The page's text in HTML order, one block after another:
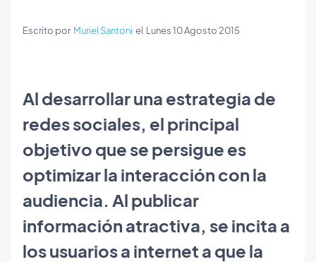
Escrito por Muriel Santoni el Lunes 10 Agosto 2015
Al desarrollar una estrategia de
redes sociales, el principal
objetivo que se persigue es
optimizar la interacción con la
audiencia. Al publicar
información atractiva, se incita a
los usuarios a internet a que la